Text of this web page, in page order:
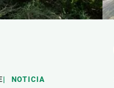
NOTICIA